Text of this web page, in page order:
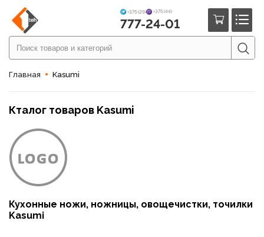
+375 (29) +375 (44)
777-24-01
Главная Kasumi
Кталог товаров Kasumi
Кухонные ножи, ножницы, овощечистки, точилки
Kasumi